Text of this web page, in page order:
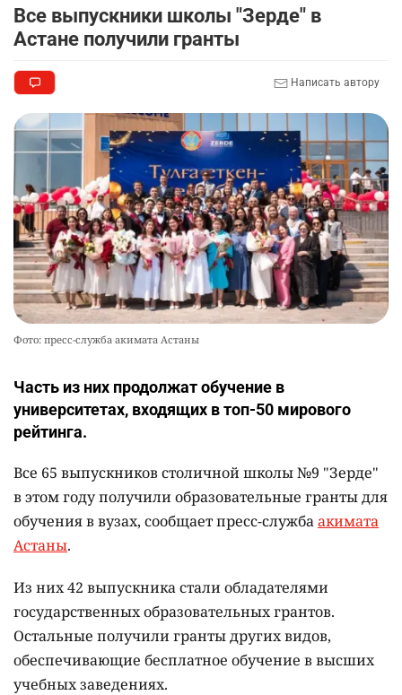
Все выпускники школы "Зерде" в
Астане получили гранты
Написать автору
Фото: пресс-служба акимата Астаны
Часть из них продолжат обучение в
университетах, входящих в топ-50 мирового
рейтинга.
Все 65 выпускников столичной школы №9 "Зерде"
в этом году получили образовательные гранты для
обучения в вузах, сообщает пресс-службаакимата
Астаны.
Из них 42 выпускника стали обладателями
государственных образовательных грантов.
Остальные получили гранты других видов,
обеспечивающие бесплатное обучение в высших
учебных заведениях.